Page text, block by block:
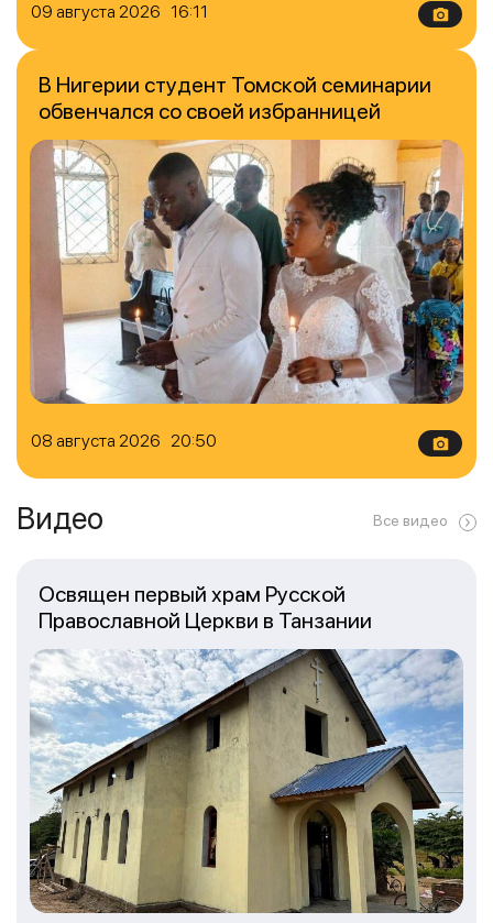
09 августа 2026 16:11
08 августа 2026 20:50
В Нигерии студент Томской семинарии
обвенчался со своей избранницей
Видео Все видео
Освящен первый храм Русской
Православной Церкви в Танзании